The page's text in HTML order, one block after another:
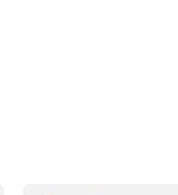
twee spiegelkoppen van
mm, en een handige
zijn testwinnaar en
staan ze garant